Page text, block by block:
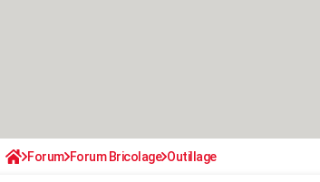
Forum Forum Bricolage Outillage